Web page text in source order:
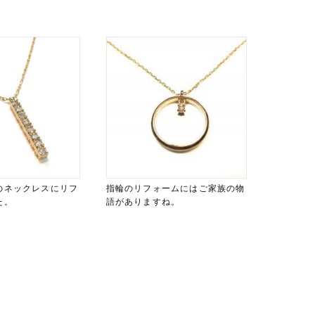
ネックレスにリフ
指輪のリフォームにはご家族の物
語がありますね。